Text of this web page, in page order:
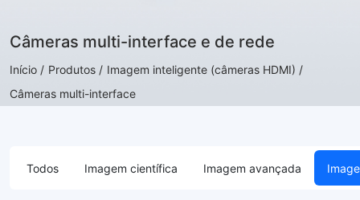
Câmeras multi-interface e de rede
Início / Produtos / Imagem inteligente (câmeras HDMI) /
Câmeras multi-interface
Todos Imagem científica Imagem avançada